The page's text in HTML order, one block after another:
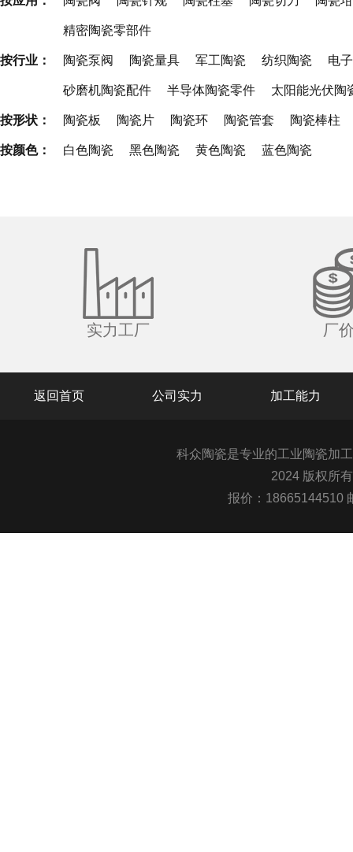
精密陶瓷零部件
按行业： 陶瓷泵阀 陶瓷量具 军工陶瓷 纺织陶瓷 电
砂磨机陶瓷配件 半导体陶瓷零件 太阳能光伏陶
按形状： 陶瓷板 陶瓷片 陶瓷环 陶瓷管套 陶瓷棒柱
按颜色： 白色陶瓷 黑色陶瓷 黄色陶瓷 蓝色陶瓷
实力工厂 厂
返回首页 公司实力 加工能力
科众陶瓷是专业的工业陶瓷加
2024 版权所
报价：18665144510